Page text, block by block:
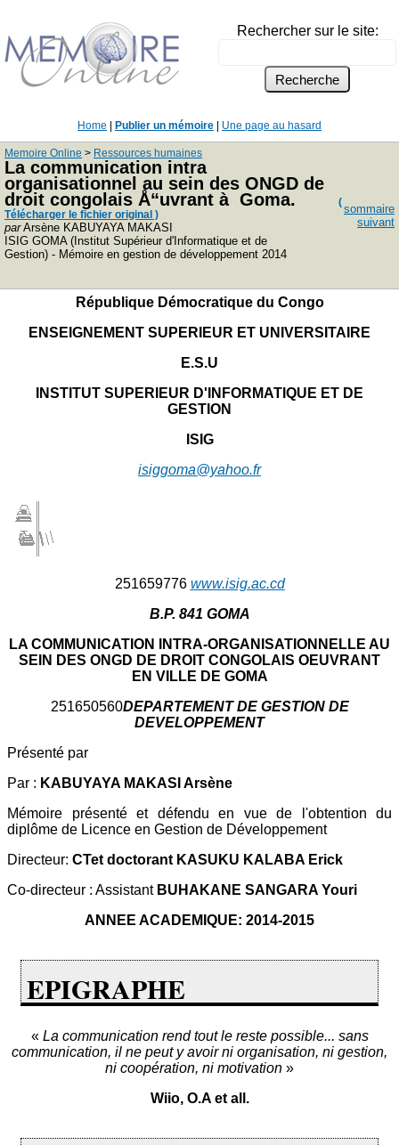
Rechercher sur le site:
Home Publier un mémoire Une page au hasard
Memoire Online > Ressources humaines
La communication intra
organisationnel au sein des ONGD de
droit congolais Å“uvrant à Goma.
(
Télécharger le fichier original )
parArsène KABUYAYA MAKASI
ISIG GOMA (Institut Supérieur d'Informatique et de
Gestion) - Mémoire en gestion de développement 2014
sommaire
suivant
République Démocratique du Congo
ENSEIGNEMENT SUPERIEUR ET UNIVERSITAIRE
E.S.U
INSTITUT SUPERIEUR D'INFORMATI QUE ET DE
GESTION
ISIG
isiggoma@yahoo.fr
251659776 www.isig.ac.cd
B.P. 841 GOMA
LA COMMUNICATION INTRA-ORGANISATIONNELLE AU
SEIN DES ONGD DE DROIT CONGOLAIS OEUVRANT
EN VILLE DE GOMA
251650560DEPARTEMENT DE GESTION DE
DEVELOPPEMENT
Présenté par
Par : KABUYAYA MAKASI Arsène
Mémoire présenté et défendu en vue de l'obtention du
diplôme de Licence en Gestion de Développement
Directeur: CTet doctorant KASUKU KALABA Erick
Co-directeur : AssistantBUHAKANE SANGARA Youri
ANNEE ACADEMIQUE: 2014-2015
EPIGRAPHE
« La communication rend tout le reste possible... sans
communication, il ne peut y avoir ni organisation, ni gestion,
ni coopération, ni motivation »
Wiio, O.A et all.